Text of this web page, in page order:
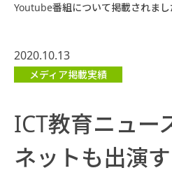
Youtube番組について掲載されまし
2020.10.13
メディア掲載実績
ICT教育ニュー
ネットも出演